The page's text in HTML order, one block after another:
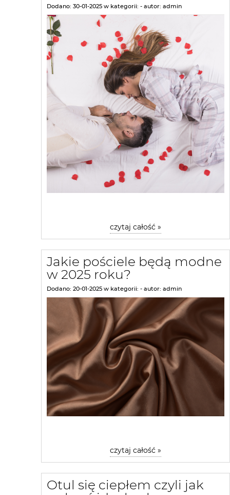
Dodano: 30-01-2025 w kategorii: - autor: admin
czytaj całość »
Jakie pościele będą modne
w 2025 roku?
Dodano: 20-01-2025 w kategorii: - autor: admin
czytaj całość »
Otul się ciepłem czyli jak